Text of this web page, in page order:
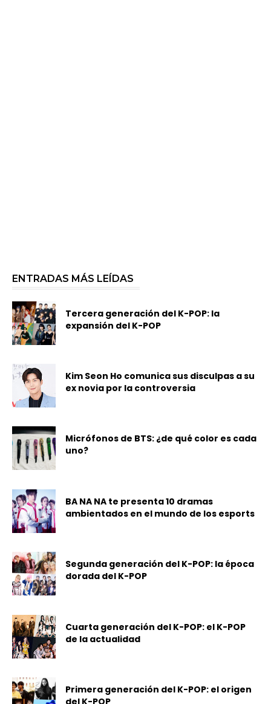
ENTRADAS MÁS LEÍDAS
Tercera generación del K-POP: la
expansión del K-POP
Kim Seon Ho comunica sus disculpas a su
ex novia por la controversia
Micrófonos de BTS: ¿de qué color es cada
uno?
BA NA NA te presenta 10 dramas
ambientados en el mundo de los esports
Segunda generación del K-POP: la época
dorada del K-POP
Cuarta generación del K-POP: el K-POP
de la actualidad
Primera generación del K-POP: el origen
del K-POP